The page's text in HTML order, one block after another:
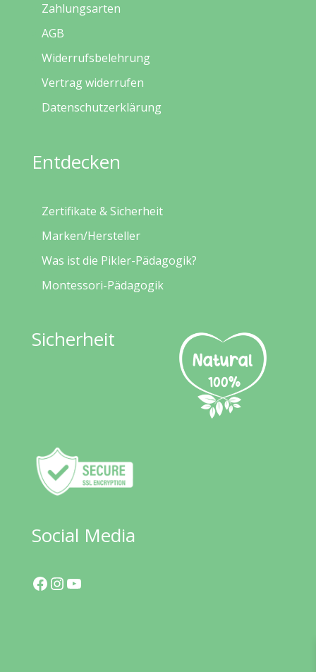
Zahlungsarten
AGB
Widerrufsbelehrung
Vertrag widerrufen
Datenschutzerklärung
Entdecken
Zertifikate & Sicherheit
Marken/Hersteller
Was ist die Pikler-Pädagogik?
Montessori-Pädagogik
Sicherheit
Social Media
Facebook
Instagram
YouTube